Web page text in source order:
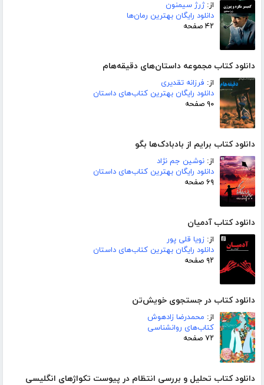
از:ژرژ سیمنون
دانلود رایگان بهترین رمان‌ها
۴۲ صفحه
دانلود کتاب مجموعه داستان‌های دقیقه‌هام
از: فرزانه تقدیری
دانلود رایگان بهترین کتاب‌های داستان
۹۰ صفحه
دانلود کتاب برایم از بادبادک‌ها بگو
از: نوشین جم نژاد
دانلود رایگان بهترین کتاب‌های داستان
۶۹ صفحه
دانلود کتاب آدمیان
از: زویا قلی پور
دانلود رایگان بهترین کتاب‌های داستان
۹۲ صفحه
دانلود کتاب در جستجوی خویش‌تن
از: محمدرضا زادهوش
کتاب‌های روانشناسی
۷۲ صفحه
دانلود کتاب تحلیل و بررسی انتظام در پیوست تکواژهای انگلیسی